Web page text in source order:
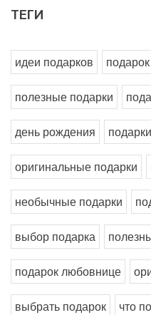
ТЕГИ
идеи подарков
полезные подарки
день рождения
оригинальные подарки
необычные подарки
выбор подарка
подарок любовнице
выбрать подарок что